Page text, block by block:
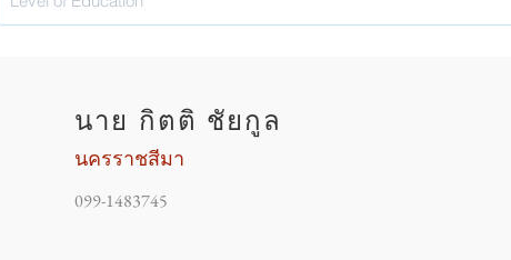
นาย กิตติ ชัยกูล
นครราชสีมา
099-1483745